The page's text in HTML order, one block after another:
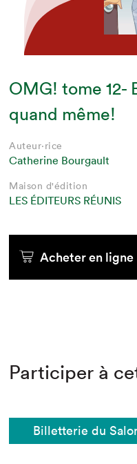
OMG! tome 12-
quand même!
Auteur·rice
Catherine Bourgault
Maison d'édition
LES ÉDITEURS RÉUNIS
Acheter en ligne
Participer à
Billetterie du